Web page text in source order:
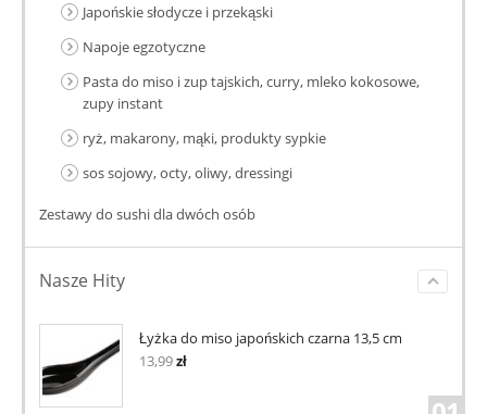
Japońskie słodycze i przekąski
Napoje egzotyczne
Pasta do miso i zup tajskich, curry, mleko kokosowe,
zupy instant
ryż, makarony, mąki, produkty sypkie
sos sojowy, octy, oliwy, dressingi
Zestawy do sushi dla dwóch osób
Nasze Hity
Łyżka do miso japońskich czarna 13,5 cm
13,99zł